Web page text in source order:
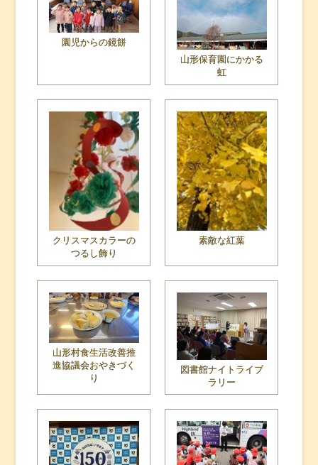
園児からの鏡餅
山形保育園にかかる
虹
クリスマスカラーの
つるし飾り
素敵な紅葉
山形村食生活改善推
進協議会おやきづく
り
図書館ナイトライブ
ラリー